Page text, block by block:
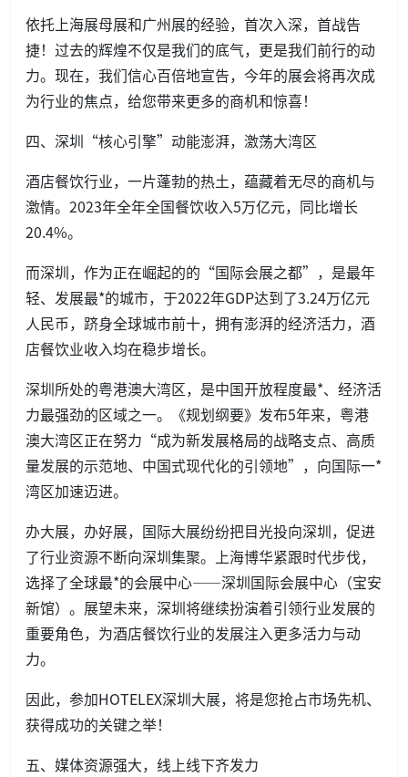
依托上海展母展和广州展的经验，首次入深，首战告
捷！过去的辉煌不仅是我们的底气，更是我们前行的动
力。现在，我们信心百倍地宣告，今年的展会将再次成
为行业的焦点，给您带来更多的商机和惊喜！
四、深圳“核心引擎”动能澎湃，激荡大湾区
酒店餐饮行业，一片蓬勃的热土，蕴藏着无尽的商机与
激情。2023年全年全国餐饮收入5万亿元，同比增长
20.4%。
而深圳，作为正在崛起的的“国际会展之都”，是最年
轻、发展最*的城市，于2022年GDP达到了3.24万亿元
人民币，跻身全球城市前十，拥有澎湃的经济活力，酒
店餐饮业收入均在稳步增长。
深圳所处的粤港澳大湾区，是中国开放程度最*、经济活
力最强劲的区域之一。《规划纲要》发布5年来，粤港
澳大湾区正在努力“成为新发展格局的战略支点、高质
量发展的示范地、中国式现代化的引领地”，向国际一*
湾区加速迈进。
办大展，办好展，国际大展纷纷把目光投向深圳，促进
了行业资源不断向深圳集聚。上海博华紧跟时代步伐，
选择了全球最*的会展中心——深圳国际会展中心（宝安
新馆）。展望未来，深圳将继续扮演着引领行业发展的
重要角色，为酒店餐饮行业的发展注入更多活力与动
力。
因此，参加HOTELEX深圳大展，将是您抢占市场先机、
获得成功的关键之举！
五、媒体资源强大，线上线下齐发力